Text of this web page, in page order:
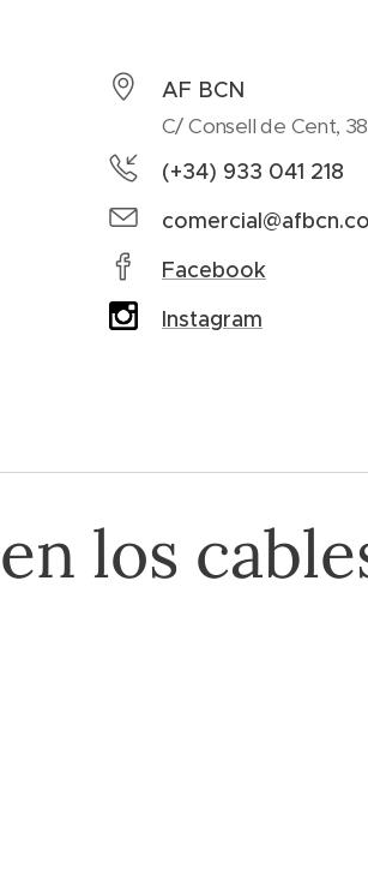
AF BCN
C/ Consell de Cent,
(+34) 933 041 218
Facebook
Instagram
los